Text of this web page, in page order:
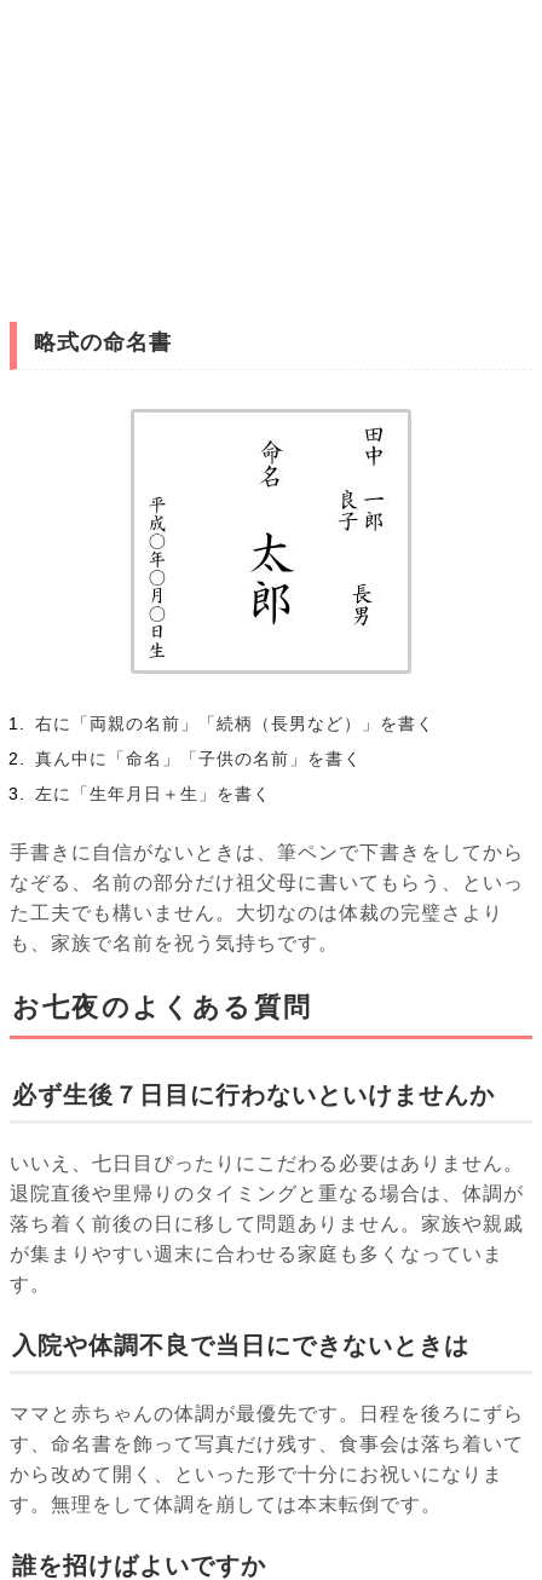
略式の命名書
右に「両親の名前」「続柄（長男など）」を書く
真ん中に「命名」「子供の名前」を書く
左に「生年月日＋生」を書く
手書きに自信がないときは、筆ペンで下書きをしてから
なぞる、名前の部分だけ祖父母に書いてもらう、といっ
た工夫でも構いません。大切なのは体裁の完璧さより
も、家族で名前を祝う気持ちです。
お七夜のよくある質問
必ず生後７日目に行わないといけませんか
いいえ、七日目ぴったりにこだわる必要はありません。
退院直後や里帰りのタイミングと重なる場合は、体調が
落ち着く前後の日に移して問題ありません。家族や親戚
が集まりやすい週末に合わせる家庭も多くなっていま
す。
入院や体調不良で当日にできないときは
ママと赤ちゃんの体調が最優先です。日程を後ろにずら
す、命名書を飾って写真だけ残す、食事会は落ち着いて
から改めて開く、といった形で十分にお祝いになりま
す。無理をして体調を崩しては本末転倒です。
誰を招けばよいですか